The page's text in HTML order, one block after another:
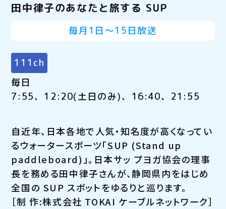
田中律子のあなたと旅する SUP
毎月1日～15日放送
111ch
毎日
7:55、12:20(土日のみ)、16:40、21:55
自近年、日本各地で人気・知名度が高くなってい
るウォータースポーツ「SUP (Stand up
paddleboard)」。日本サッ プヨガ協会の理事
長を務める田中律子さんが、静岡県内をはじめ
全国の SUP スポットをゆるりと巡ります。
［制 作:株式会社 TOKAI ケーブルネットワーク］